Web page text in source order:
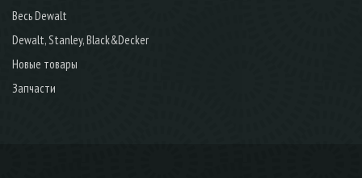
Весь Dewalt
Dewalt, Stanley, Black&Decker
Новые товары
Запчасти